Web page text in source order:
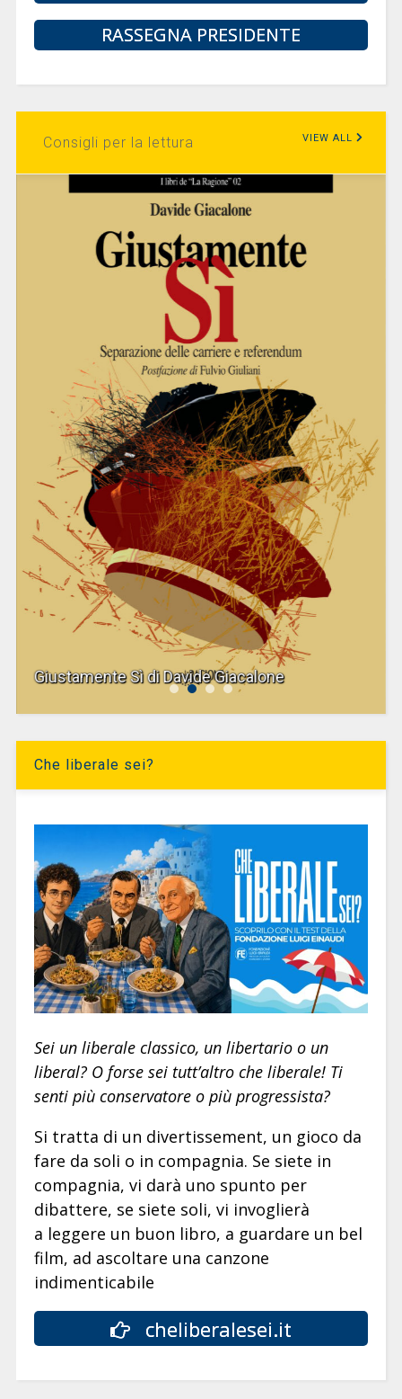
RASSEGNA PRESIDENTE
Consigli per la lettura VIEW ALL
Giustamente Sì di Davide Giacalone
Che liberale sei?
Sei un liberale classico, un libertario o un
liberal? O forse sei tutt’altro che liberale! Ti
senti più conservatore o più progressista?
Si tratta di un divertissement, un gioco da
fare da soli o in compagnia. Se siete in
compagnia, vi darà uno spunto per
dibattere, se siete soli, vi invoglierà
a leggere un buon libro, a guardare un bel
film, ad ascoltare una canzone
indimenticabile
cheliberalesei.it